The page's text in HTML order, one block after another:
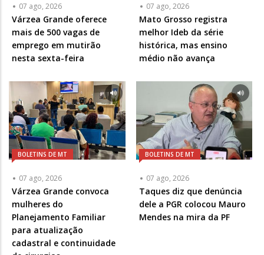
07 ago, 2026
Várzea Grande oferece
mais de 500 vagas de
emprego em mutirão
nesta sexta-feira
07 ago, 2026
Mato Grosso registra
melhor Ideb da série
histórica, mas ensino
médio não avança
BOLETINS DE MT
07 ago, 2026
Várzea Grande convoca
mulheres do
Planejamento Familiar
para atualização
cadastral e continuidade
BOLETINS DE MT
07 ago, 2026
Taques diz que denúncia
dele a PGR colocou Mauro
Mendes na mira da PF